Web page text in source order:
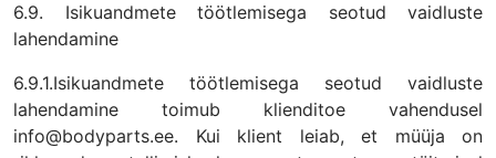
6.9. Isikuandmete töötlemisega seotud vaidluste
lahendamine
6.9.1.Isikuandmete töötlemisega seotud vaidluste
lahendamine toimub klienditoe vahendusel
info@bodyparts.ee. Kui klient leiab, et müüja on